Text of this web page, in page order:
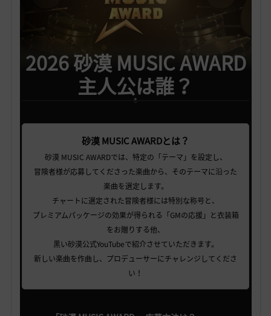
2026 砂漠 MUSIC AWARD
主人公は誰？
砂漠 MUSIC AWARDとは？
砂漠 MUSIC AWARDでは、特定の「テーマ」を設定し、
冒険者様が応募してくださった楽曲から、そのテーマに沿った
楽曲を選定します。
チャートに選定された冒険者様には特別な称号と、
プレミアムパッケージの効果が得られる「GMの応援」と衣装箱
をお贈りする他、
黒い砂漠公式YouTubeで紹介させていただきます。
新しい楽曲を作曲し、プロデューサーにチャレンジしてくださ
い！